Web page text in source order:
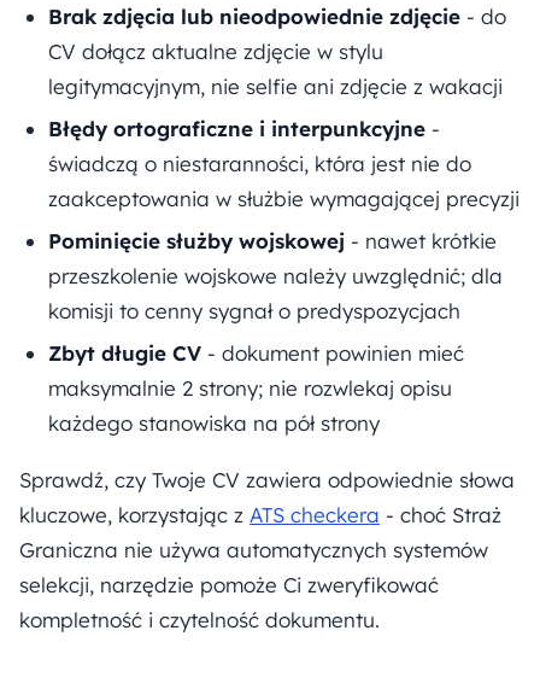
Brak zdjęcia lub nieodpowiednie zdjęcie - do
CV dołącz aktualne zdjęcie w stylu
legitymacyjnym, nie selfie ani zdjęcie z wakacji
Błędy ortograficzne i interpunkcyjne -
świadczą o niestaranności, która jest nie do
zaakceptowania w służbie wymagającej precyzji
Pominięcie służby wojskowej - nawet krótkie
przeszkolenie wojskowe należy uwzględnić; dla
komisji to cenny sygnał o predyspozycjach
Zbyt długie CV - dokument powinien mieć
maksymalnie 2 strony; nie rozwlekaj opisu
każdego stanowiska na pół strony
Sprawdź, czy Twoje CV zawiera odpowiednie słowa
kluczowe, korzystając z ATS checkera - choć Straż
Graniczna nie używa automatycznych systemów
selekcji, narzędzie pomoże Ci zweryfikować
kompletność i czytelność dokumentu.